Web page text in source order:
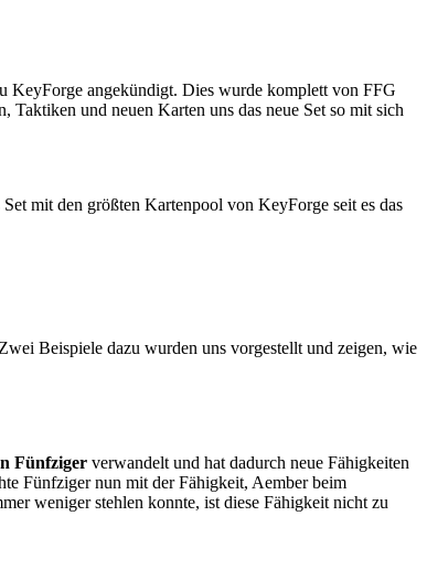
KeyForge angekündigt. Dies wurde komplett von FFG
und neuen Karten uns das neue Set so mit sich
mit den größten Kartenpool von KeyForge seit es das
Beispiele dazu wurden uns vorgestellt und zeigen, wie
Fünfziger verwandelt und hat dadurch neue Fähigkeiten
Fünfziger nun mit der Fähigkeit, Aember beim
weniger stehlen konnte, ist diese Fähigkeit nicht zu